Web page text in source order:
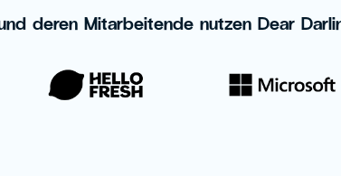
deren Mitarbeitende nutzen Dear